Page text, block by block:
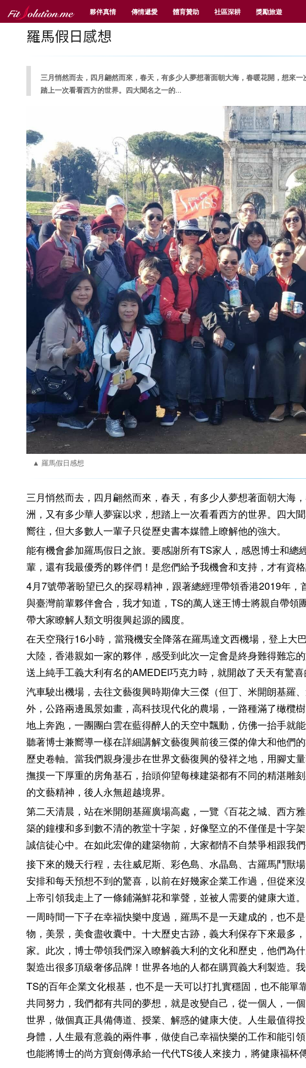
夥伴真情 傳情遞愛 體育贊助 社區深耕 獎勵旅遊
羅馬假日感想
三月悄然而去，四月翩然而來，春天，有多少人夢想著面朝大海，春暖花開，想來
踏上一次看看西方的世界。四大聞名之一的...
▲ 羅馬假日感想
三月悄然而去，四月翩然而來，春天，有多少人夢想著面朝大海
洲，又有多少華人夢寐以求，想踏上一次看看西方的世界。四大
嚮往，但大多數人一輩子只從歷史書本媒體上瞭解他的強大。
能有機會參加羅馬假日之旅。要感謝所有TS家人，感恩博士和總
輩，還有我最優秀的夥伴們！是您們給予我機會和支持，才有資
4月7號帶著盼望已久的探尋精神，跟著總經理帶領香港2019年，
與臺灣前輩夥伴會合，我才知道，TS的萬人迷王博士將親自帶領
帶大家瞭解人類文明復興起源的國度。
在天空飛行16小時，當飛機安全降落在羅馬達文西機場，登上大
大陸，香港親如一家的夥伴，感受到此次一定會是終身難得難忘
送上純手工義大利有名的AMEDEl巧克力時，就開啟了天天有驚喜
汽車駛出機場，去往文藝復興時期偉大三傑（但丁、米開朗基羅
外，公路兩邊風景如畫，高科技現代化的農場，一路種滿了橄欖
地上奔跑，一團團白雲在藍得醉人的天空中飄動，仿佛一抬手就
聽著博士兼嚮導一樣在詳細講解文藝復興前後三傑的偉大和他們
歷史卷軸。當我們親身漫步在世界文藝復興的發祥之地，用腳丈
撫摸一下厚重的房角基石，抬頭仰望每棟建築都有不同的精湛雕
的文藝精神，後人永無超越境界。
第二天清晨，站在米開朗基羅廣場高處，一覽《百花之城、西方
築的鐘樓和多到數不清的教堂十字架，好像堅立的不僅僅是十字
誠信徒心中。在如此宏偉的建築物前，大家都情不自禁爭相跟我們
接下來的幾天行程，去往威尼斯、彩色島、水晶島、古羅馬鬥獸
安排和每天預想不到的驚喜，以前在好幾家企業工作過，但從來
上帝引領我走上了一條鋪滿鮮花和掌聲，並被人需要的健康大道。
一周時間一下子在幸福快樂中度過，羅馬不是一天建成的，也不
物，美景，美食盡收囊中。十大歷史古跡，義大利保存下來最多
家。此次，博士帶領我們深入瞭解義大利的文化和歷史，他們為
製造出很多頂級奢侈品牌！世界各地的人都在購買義大利製造。
TS的百年企業文化根基，也不是一天可以打扎實穩固，也不能單
共同努力，我們都有共同的夢想，就是改變自己，從一個人，一
世界，做個真正具備傳道、授業、解惑的健康大使。人生最值得
身體，人生最有意義的兩件事，做使自己幸福快樂的工作和能引
也能將博士的尚方寶劍傳承給一代代TS後人來接力，將健康福杯